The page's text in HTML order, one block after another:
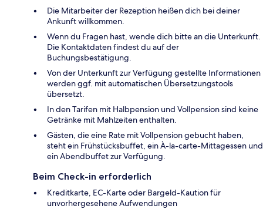
Die Mitarbeiter der Rezeption heißen dich bei deiner
Ankunft willkommen.
Wenn du Fragen hast, wende dich bitte an die Unterkunft.
Die Kontaktdaten findest du auf der
Buchungsbestätigung.
Von der Unterkunft zur Verfügung gestellte Informationen
werden ggf. mit automatischen Übersetzungstools
übersetzt.
In den Tarifen mit Halbpension und Vollpension sind keine
Getränke mit Mahlzeiten enthalten.
Gästen, die eine Rate mit Vollpension gebucht haben,
steht ein Frühstücksbuffet, ein À-la-carte-Mittagessen und
ein Abendbuffet zur Verfügung.
Beim Check-in erforderlich
Kreditkarte, EC-Karte oder Bargeld-Kaution für
unvorhergesehene Aufwendungen